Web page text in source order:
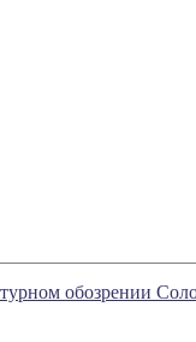
обозрении